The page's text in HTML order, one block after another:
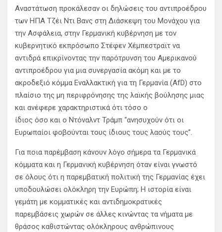
Αναστάτωση προκάλεσαν οι δηλώσεις του αντιπροέδρου
των ΗΠΑ Τζέι Ντι Βανς στη Διάσκεψη του Μονάχου για
την Ασφάλεια, στην Γερμανική κυβέρνηση με τον
κυβερνητικό εκπρόσωπο Στέφεν Χέμπεστραϊτ να
αντιδρά επικρίνοντας την παρότρυνση του Αμερικανού
αντιπροέδρου για μια συνεργασία ακόμη και με το
ακροδεξιό κόμμα Εναλλακτική για τη Γερμανία (AfD) στο
πλαίσιο της μη περιφρόνησης της λαϊκής βούλησης μιας
και ανέφερε χαρακτηριστικά ότι τόσο ο
ίδιος όσο και ο Ντόναλντ Τράμπ “ανησυχούν ότι οι
Ευρωπαίοι φοβούνται τους ίδιους τους λαούς τους”.
Για ποια παρέμβαση κάνουν λόγο σήμερα τα Γερμανικά
κόμματα και η Γερμανική κυβέρνηση όταν είναι γνωστό
σε όλους ότι η παρεμβατική πολιτική της Γερμανίας έχει
υποδουλώσει ολόκληρη την Ευρώπη; Η ιστορία είναι
γεμάτη με κομματικές και αντιδημοκρατικές
παρεμβάσεις χωρών σε άλλες κινώντας τα νήματα με
θράσος καθιστώντας ολόκληρους ανθρώπινους